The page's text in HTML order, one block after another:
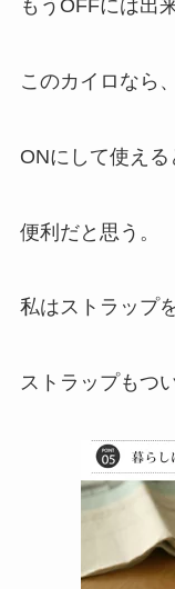
もうOFFには出
このカイロなら
ONにして使える
便利だと思う。
私はストラップ
ストラップもつ